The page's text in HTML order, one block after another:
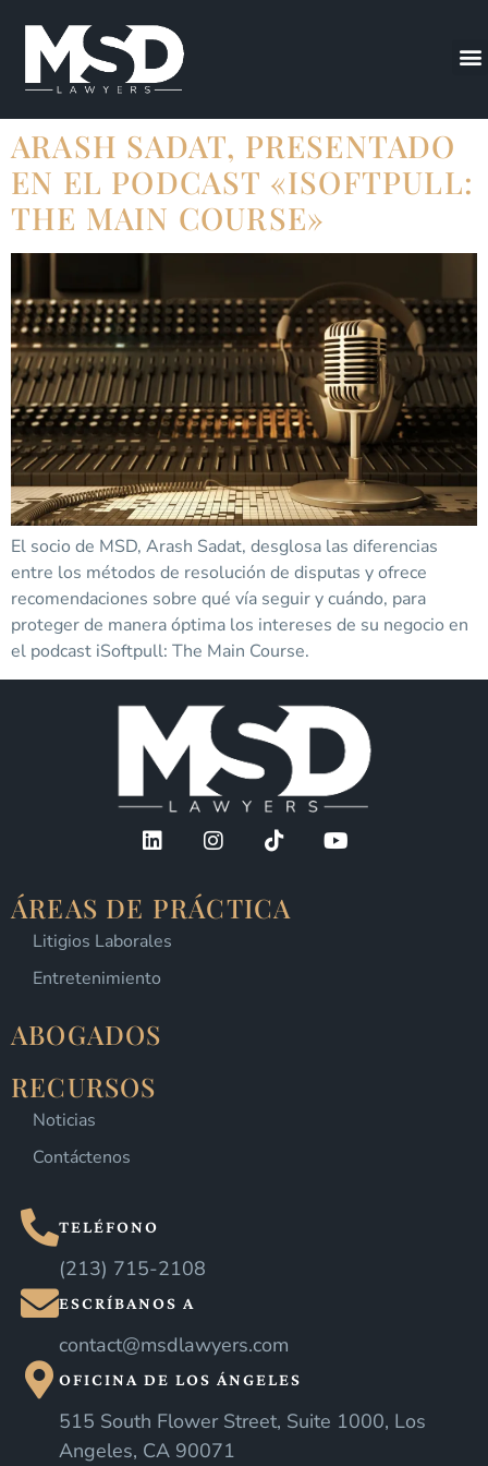
ARASH SADAT, PRESENTADO
EN EL PODCAST «ISOFTPULL:
THE MAIN COURSE»
El socio de MSD, Arash Sadat, desglosa las diferencias
entre los métodos de resolución de disputas y ofrece
recomendaciones sobre qué vía seguir y cuándo, para
proteger de manera óptima los intereses de su negocio en
el podcast iSoftpull: The Main Course.
ÁREAS DE PRÁCTICA
Litigios Laborales
Entretenimiento
ABOGADOS
RECURSOS
Noticias
Contáctenos
TELÉFONO
(213) 715-2108
ESCRÍBANOS A
contact@msdlawyers.com
OFICINA DE LOS ÁNGELES
515 South Flower Street, Suite 1000, Los
Angeles, CA 90071